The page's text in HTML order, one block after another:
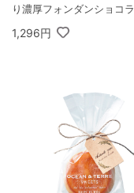
り濃厚フォンダンショコラ
1,296円